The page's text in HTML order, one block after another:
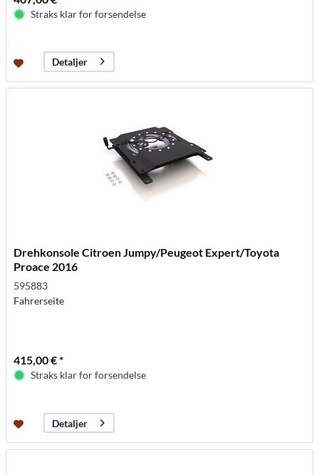
Straks klar for forsendelse
Detaljer
Drehkonsole Citroen Jumpy/Peugeot Expert/Toyota
Proace 2016
595883
Fahrerseite
415,00 € *
Straks klar for forsendelse
Detaljer